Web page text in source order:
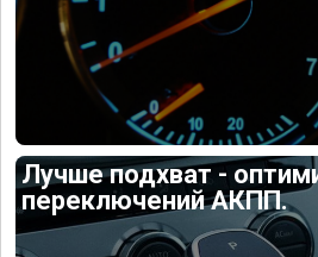
Лучше подхват -
переключений АКПП.